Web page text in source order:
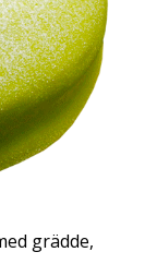
grädde,